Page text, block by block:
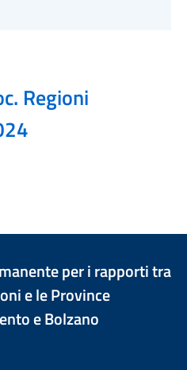
Regioni
per i rapporti tra
e le Province
e Bolzano